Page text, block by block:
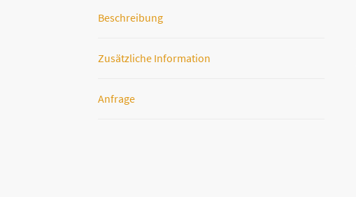
Beschreibung
Zusätzliche Information
Anfrage